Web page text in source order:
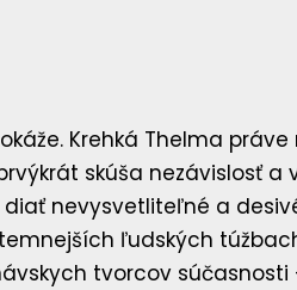
Krehká Thelma
skúša nezávislosť
nevysvetliteľné a
ľudských
tvorcov súčasnosti